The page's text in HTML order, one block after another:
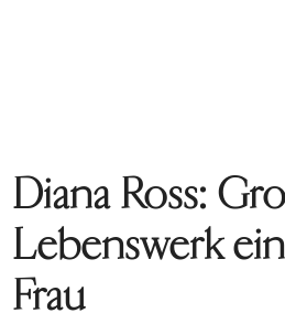
Diana Ross:
Lebenswerk
Frau